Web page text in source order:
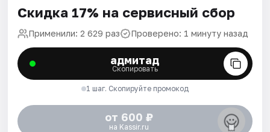
Скидка 17% на сервисный сбор
Применили: 2 629 раз Проверено: 1 минуту назад
адмитад
Скопировать
1 шаг. Скопируйте промокод
от 600 ₽
на Kassir.ru